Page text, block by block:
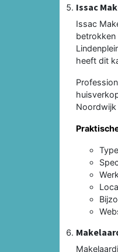
Issac
Issac
betrokken
heeft dit
Noordwijk